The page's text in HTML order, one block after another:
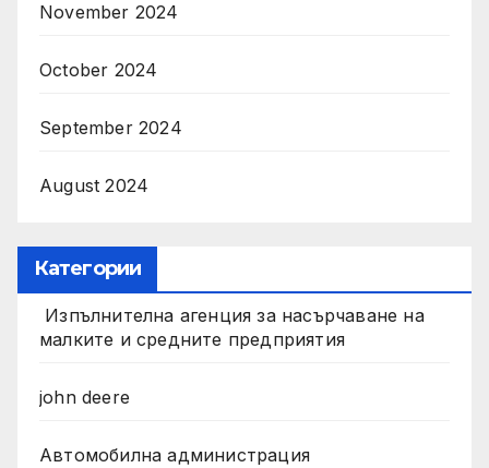
November 2024
October 2024
September 2024
August 2024
Категории
Изпълнителна агенция за насърчаване на
малките и средните предприятия
john deere
Автомобилна администрация